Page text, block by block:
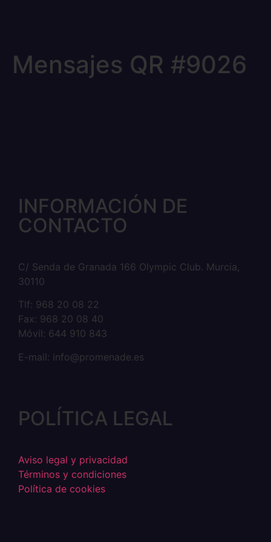
Mensajes QR #9026
INFORMACIÓN DE
CONTACTO
C/ Senda de Granada 166 Olympic Club. Murcia,
30110
Tlf: 968 20 08 22
Fax: 968 20 08 40
Móvil: 644 910 843
E-mail: info@promenade.es
POLÍTICA LEGAL
Aviso legal y privacidad
Términos y condiciones
Política de cookies